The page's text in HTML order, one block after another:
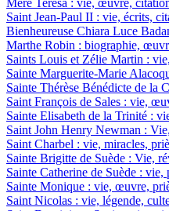
Mère Teresa : vie, œuvre,
Saint Jean-Paul II : vie, écrits,
Bienheureuse Chiara Luce
Marthe Robin : biographie,
Saints Louis et Zélie Martin :
Sainte Marguerite-Marie
Sainte Thérèse Bénédicte de la
Saint François de Sales : vie,
Sainte Elisabeth de la Trinité :
Saint John Henry Newman :
Saint Charbel : vie, miracles,
Sainte Brigitte de Suède : Vie,
Sainte Catherine de Suède : vie,
Sainte Monique : vie, œuvre,
Saint Nicolas : vie, légende,